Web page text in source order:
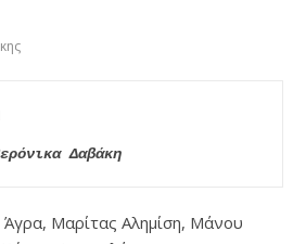
Δαβάκη
Άγρα, Μαρίτας Αλημίση, Μάνου